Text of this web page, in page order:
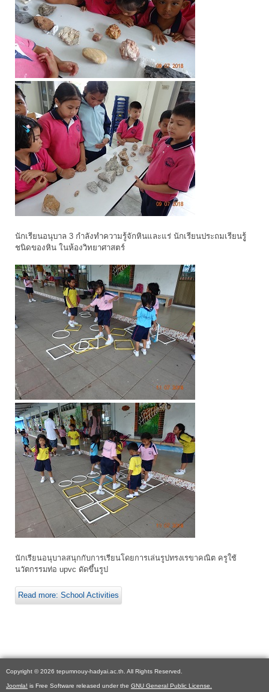
นักเรียนอนุบาล 3 กำลังทำความรู้จักหินและแร่ นักเรียนประถมเรียนรูู้
ชนิดของหิน ในห้องวิทยาศาสตร์
นักเรียนอนุบาลสนุกกับการเรียนโดยการเล่นรูปทรงเรขาคณิต ครูใช้
นวัตกรรมท่อ upvc ดัดขึ้นรูป
Read more: School Activities
Copyright © 2026 tepumnouy-hadyai.ac.th. All Rights Reserved.
Joomla! is Free Software released under the GNU General Public License.